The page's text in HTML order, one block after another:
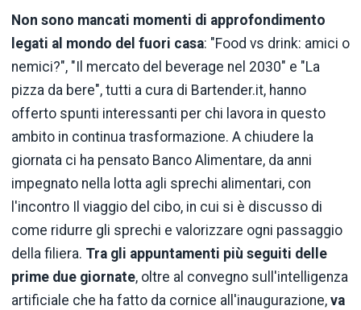
Non sono mancati momenti di approfondimento
legati al mondo del fuori casa: "Food vs drink: amici o
nemici?", "Il mercato del beverage nel 2030" e "La
pizza da bere", tutti a cura di Bartender.it, hanno
offerto spunti interessanti per chi lavora in questo
ambito in continua trasformazione. A chiudere la
giornata ci ha pensato Banco Alimentare, da anni
impegnato nella lotta agli sprechi alimentari, con
l'incontro Il viaggio del cibo, in cui si è discusso di
come ridurre gli sprechi e valorizzare ogni passaggio
della filiera. Tra gli appuntamenti più seguiti delle
prime due giornate, oltre al convegno sull'intelligenza
artificiale che ha fatto da cornice all'inaugurazione, va